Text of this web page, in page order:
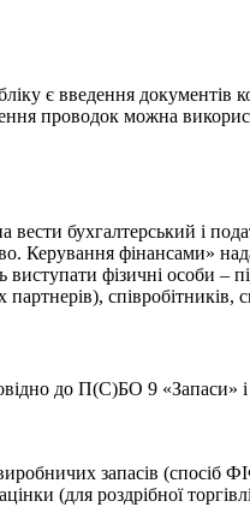
є введення документів
проводок можна
бухгалтерський і
фінансами»
фізичні особи
співробітників,
до П(С)БО 9
запасів (спосіб
(для роздрібної